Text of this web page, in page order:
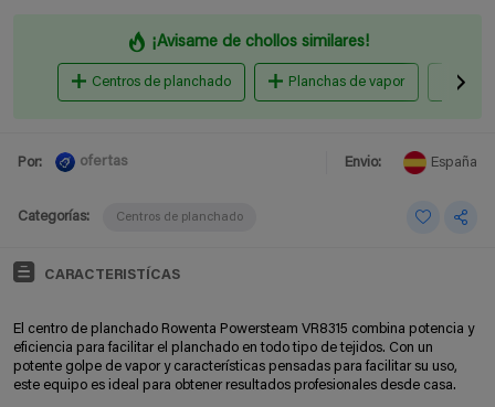
¡Avisame de chollos similares!
Centros de planchado Planchas de vapor
Por: ofertas Envio: España
Categorías: Centros de planchado
CARACTERISTÍCAS
El centro de planchado Rowenta Powersteam VR8315 combina potencia y
eficiencia para facilitar el planchado en todo tipo de tejidos. Con un
potente golpe de vapor y características pensadas para facilitar su uso,
este equipo es ideal para obtener resultados profesionales desde casa.